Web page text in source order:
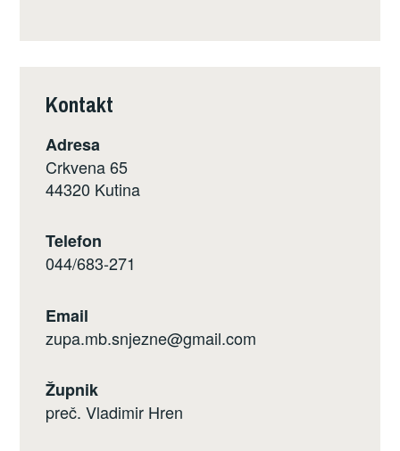
Kontakt
Adresa
Crkvena 65
44320 Kutina
Telefon
044/683-271
Email
zupa.mb.snjezne@gmail.com
Župnik
preč. Vladimir Hren